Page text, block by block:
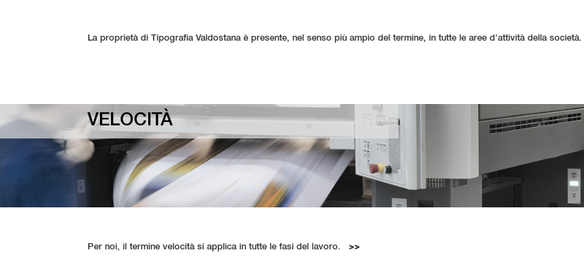
La proprietà di Tipografia Valdostana è presente, nel senso più ampio del termine, in tutte le aree d’attività della società.
VELOCITÀ
Per noi, il termine velocità si applica in tutte le fasi del lavoro. >>